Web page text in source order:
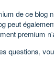
de ce blog
peut
premium
questions,